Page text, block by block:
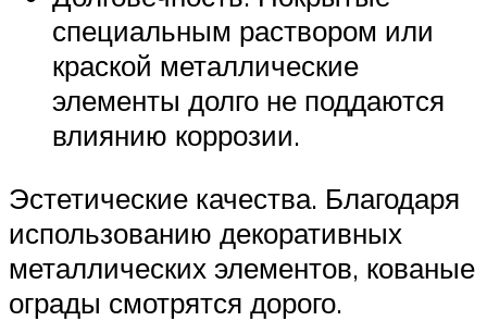
специальным раствором или
краской металлические
элементы долго не поддаются
влиянию коррозии.
Эстетические качества. Благодаря
использованию декоративных
металлических элементов, кованые
ограды смотрятся дорого.